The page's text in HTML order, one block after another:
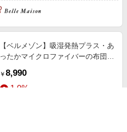
【ベルメゾン】吸湿発熱プラス・あ
ったかマイクロファイバーの布団カ
￥ 8,990
1.0%